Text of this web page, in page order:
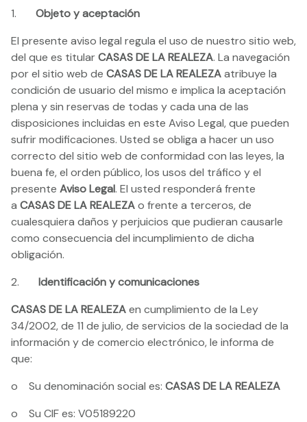
1. Objeto y aceptación
El presente aviso legal regula el uso de nuestro sitio web,
del que es titularCASAS DE LA REALEZA. La navegación
por el sitio web de CASAS DE LA REALEZAatribuye la
condición de usuario del mismo e implica la aceptación
plena y sin reservas de todas y cada una de las
disposiciones incluidas en este Aviso Legal, que pueden
sufrir modificaciones. Usted se obliga a hacer un uso
correcto del sitio web de conformidad con las leyes, la
buena fe, el orden público, los usos del tráfico y el
presente Aviso Legal. El usted responderá frente
a CASAS DE LA REALEZAo frente a terceros, de
cualesquiera daños y perjuicios que pudieran causarle
como consecuencia del incumplimiento de dicha
obligación.
2. Identificación y comunicaciones
CASAS DE LA REALEZAen cumplimiento de la Ley
34/2002, de 11 de julio, de servicios de la sociedad de la
información y de comercio electrónico, le informa de
que:
o Su denominación social es: CASAS DE LA REALEZA
o Su CIF es: V05189220